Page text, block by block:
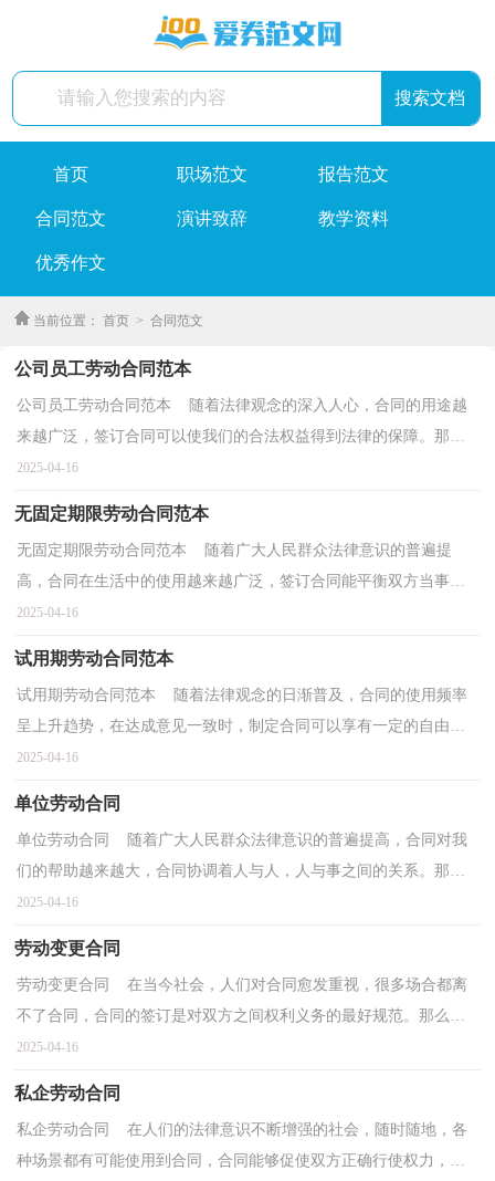
首页 职场范文 报告范文
合同范文 演讲致辞 教学资料
优秀作文
当前位置： 首页 > 合同范文
公司员工劳动合同范本
公司员工劳动合同范本 随着法律观念的深入人心，合同的用途越
来越广泛，签订合同可以使我们的合法权益得到法律的保障。那么
相关的合同到底怎么写呢？下面是小编精心整理的公司...
2025-04-16
无固定期限劳动合同范本
无固定期限劳动合同范本 随着广大人民群众法律意识的普遍提
高，合同在生活中的使用越来越广泛，签订合同能平衡双方当事人
的平等地位。合同有不同的类型，当然也有不同的目的，下...
2025-04-16
试用期劳动合同范本
试用期劳动合同范本 随着法律观念的日渐普及，合同的使用频率
呈上升趋势，在达成意见一致时，制定合同可以享有一定的自由。
那么正式、规范的合同是什么样的呢？下面是小编为大家...
2025-04-16
单位劳动合同
单位劳动合同 随着广大人民群众法律意识的普遍提高，合同对我
们的帮助越来越大，合同协调着人与人，人与事之间的关系。那么
常见的合同书是什么样的呢？以下是小编为大家收集的单...
2025-04-16
劳动变更合同
劳动变更合同 在当今社会，人们对合同愈发重视，很多场合都离
不了合同，合同的签订是对双方之间权利义务的最好规范。那么合
同书的格式，你掌握了吗？下面是小编收集整理的劳动变更...
2025-04-16
私企劳动合同
私企劳动合同 在人们的法律意识不断增强的社会，随时随地，各
种场景都有可能使用到合同，合同能够促使双方正确行使权力，严